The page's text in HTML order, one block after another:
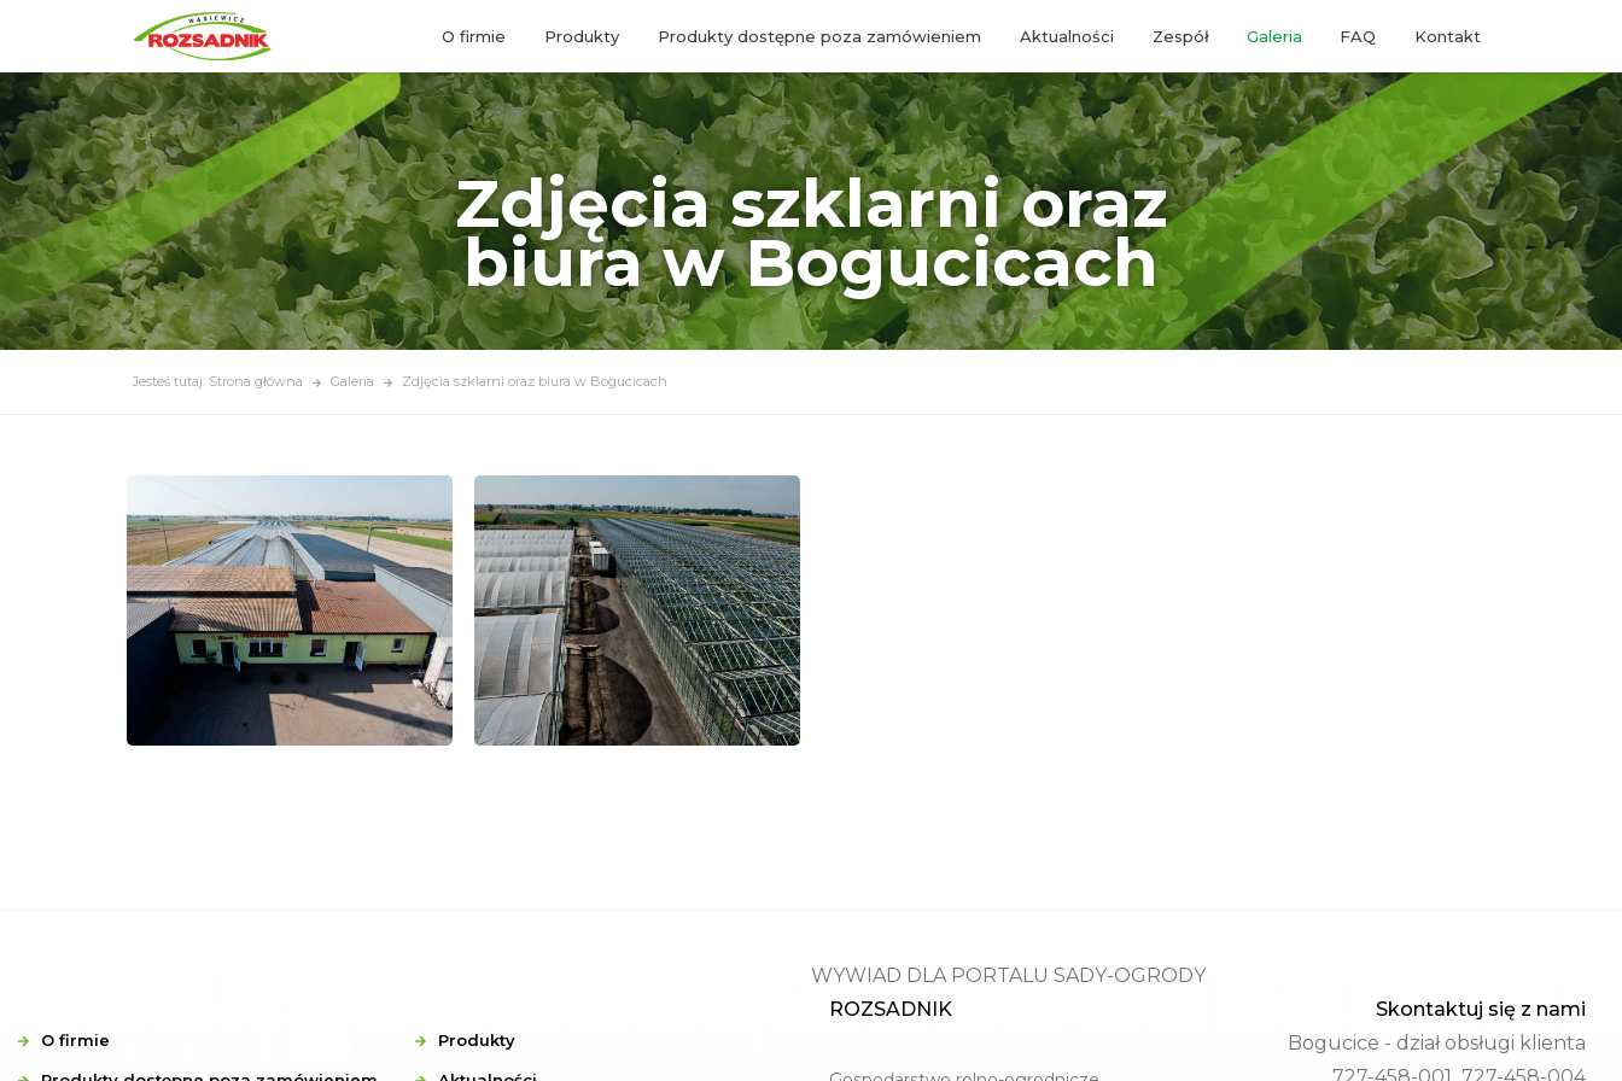
O firmie Produkty Produkty dostępne poza zamówieniem Aktualności Zespół Galeria FAQ Kontakt
Zdjęcia szklarni oraz
biura w Bogucicach
Jesteś tutaj: Strona główna Galeria Zdjęcia szklarni oraz biura w Bogucicach
O firmie Produkty
WYWIAD DLA PORTALU SADY-OGRODY
ROZSADNIK
Skontaktuj się z nami
Bogucice - dział obsługi klienta